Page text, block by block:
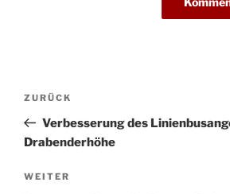
Beitragsnavigation
Vorheriger
Beitrag
ZURÜCK
Verbesserung des
Drabenderhöhe
Nächster
WEITER